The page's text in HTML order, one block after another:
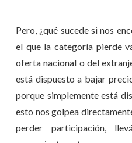
Pero, ¿qué sucede si nos
el que la categoría pierde
oferta nacional o del
está dispuesto a bajar
porque simplemente está
esto nos golpea
perder participación,